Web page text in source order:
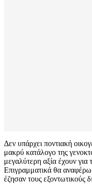
Δεν υπάρχει ποντιακή
μακρύ κατάλογο της
μεγαλύτερη αξία έχουν για
Επιγραμματικά θα
έζησαν τους εξοντωτικούς